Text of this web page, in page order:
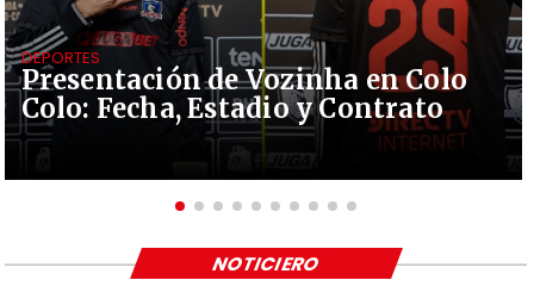
Presentación de Vozinha en Colo
Colo: Fecha, Estadio y Contrato
DEPORTES
NOTICIERO